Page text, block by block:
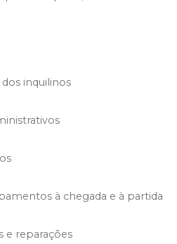
inquilinos
à chegada e à partida
e reparações